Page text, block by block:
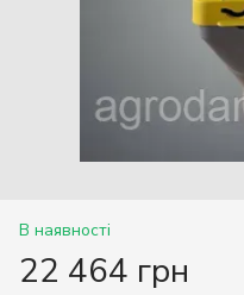
В наявності
22 464 грн